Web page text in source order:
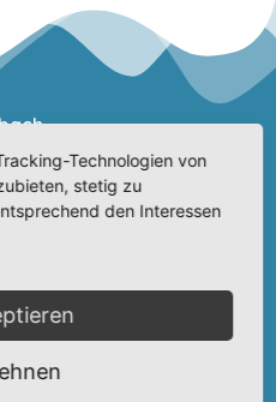
Schloßweg nur wenige.
der Kinder die
Technologien von
stetig zu
den Interessen